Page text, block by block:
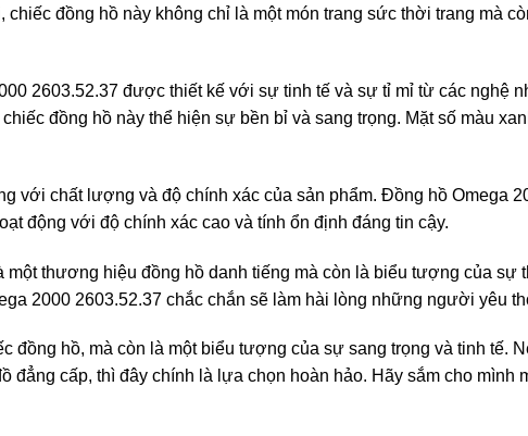
đồng hồ này không chỉ là một món trang sức thời trang mà
2603.52.37 được thiết kế với sự tinh tế và sự tỉ mỉ từ các nghệ
đồng hồ này thể hiện sự bền bỉ và sang trọng. Mặt số màu
với chất lượng và độ chính xác của sản phẩm. Đồng hồ Omega
động với độ chính xác cao và tính ổn định đáng tin cậy.
một thương hiệu đồng hồ danh tiếng mà còn là biểu tượng của sự
2000 2603.52.37 chắc chắn sẽ làm hài lòng những người yêu
đồng hồ, mà còn là một biểu tượng của sự sang trọng và tinh tế.
đẳng cấp, thì đây chính là lựa chọn hoàn hảo. Hãy sắm cho mình